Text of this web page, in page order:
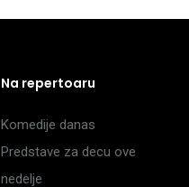
Na repertoaru
Komedije danas
Predstave za decu ove
nedelje